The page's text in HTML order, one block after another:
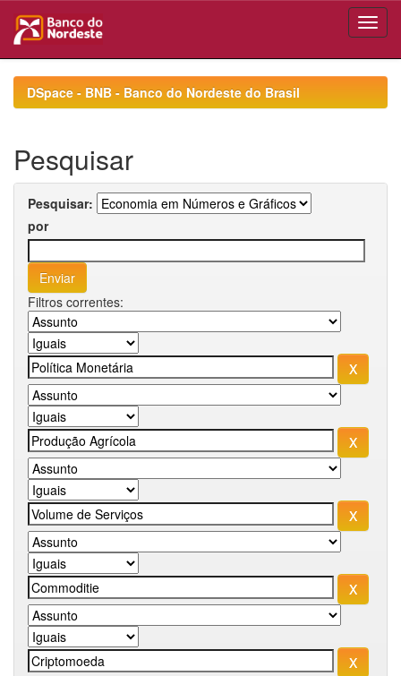
navigationDSpace - BNB - Banco do Nordeste do Brasil
Pesquisar
Pesquisar:
por
Filtros correntes: